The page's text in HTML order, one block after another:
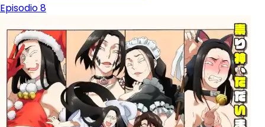
Episodio 8